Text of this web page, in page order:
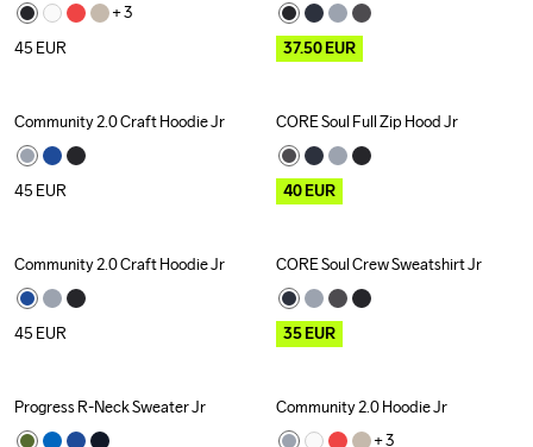
+ 3
45 EUR 37.50EUR
Community 2.0 Craft Hoodie Jr
45 EUR
Outlet
CORE Soul Full Zip Hood Jr
40EUR
Community 2.0 Craft Hoodie Jr
45 EUR
Outlet
CORE Soul Crew Sweatshirt Jr
35EUR
Outlet
Progress R-Neck Sweater Jr
Community 2.0 Hoodie Jr
+ 3